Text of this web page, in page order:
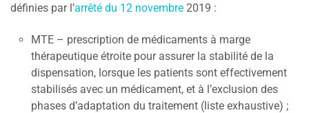
définies par l’arrêté du 12 novembre 2019 :
MTE – prescription de médicaments à marge
thérapeutique étroite pour assurer la stabilité de la
dispensation, lorsque les patients sont effectivement
stabilisés avec un médicament, et à l’exclusion des
phases d’adaptation du traitement (liste exhaustive) ;